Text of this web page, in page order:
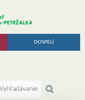
DOSPELÍ